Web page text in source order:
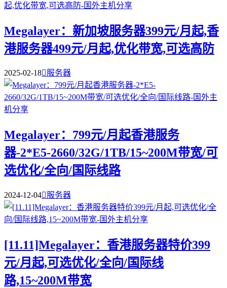
Megalayer：新加坡服务器399元/月起,香
港服务器499元/月起,优化带宽,可选高防
2025-02-18服务器
Megalayer：799元/月起香港服务
器-2*E5-2660/32G/1TB/15~200M带宽/可
选优化/全向/国际线路
2024-12-04服务器
[11.11]Megalayer：香港服务器特价399
元/月起,可选优化/全向/国际线
路,15~200M带宽